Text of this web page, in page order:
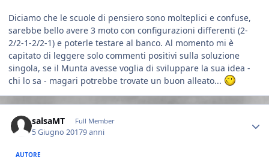
Diciamo che le scuole di pensiero sono molteplici e confuse,
sarebbe bello avere 3 moto con configurazioni differenti (2-
2/2-1-2/2-1) e poterle testare al banco. Al momento mi è
capitato di leggere solo commenti positivi sulla soluzione
singola, se il Munta avesse voglia di sviluppare la sua idea -
chi lo sa - magari potrebbe trovate un buon alleato...
salsaMT Full Member
5 Giugno 20179 anni
AUTORE